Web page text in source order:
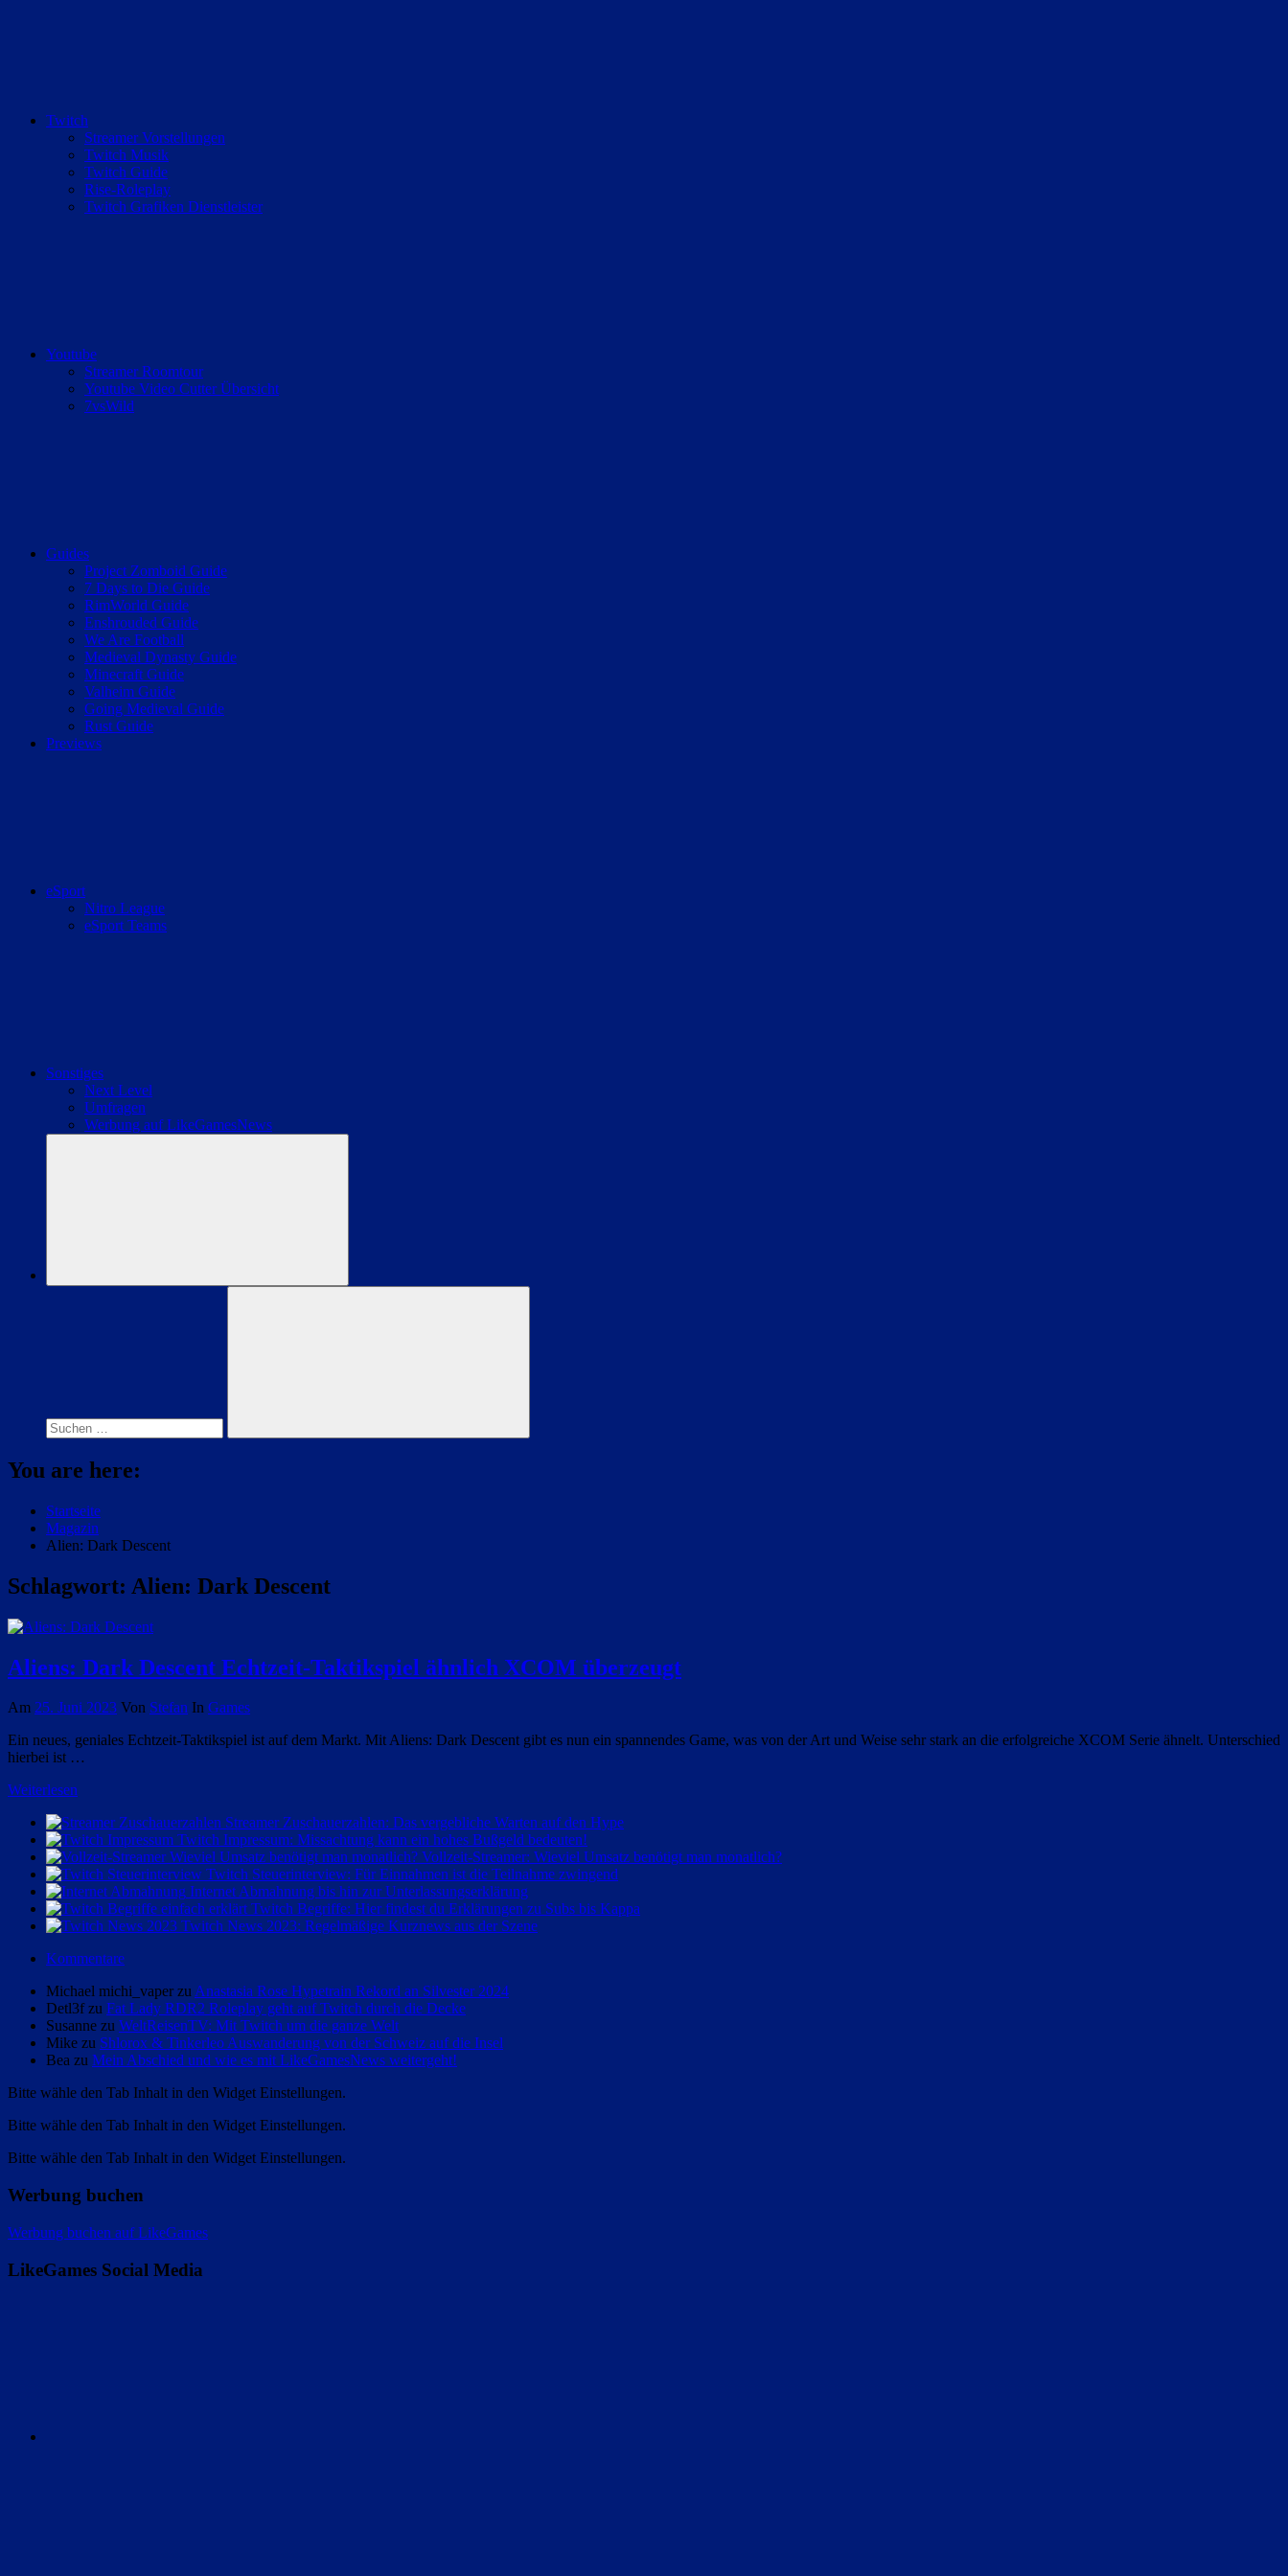
Twitch
Streamer Vorstellungen
Twitch Musik
Twitch Guide
Rise-Roleplay
Twitch Grafiken Dienstleister
Youtube
Streamer Roomtour
Youtube Video Cutter Übersicht
7vsWild
Guides
Project Zomboid Guide
7 Days to Die Guide
RimWorld Guide
Enshrouded Guide
We Are Football
Medieval Dynasty Guide
Minecraft Guide
Valheim Guide
Going Medieval Guide
Rust Guide
Previews
eSport
Nitro League
eSport Teams
Sonstiges
Next Level
Umfragen
Werbung auf LikeGamesNews
Suchen
You are here:
Startseite
Magazin
Alien: Dark Descent
Schlagwort: Alien: Dark Descent
Aliens: Dark Descent Echtzeit-Taktikspiel ähnlich XCOM überzeugt
Am 25. Juni 2023 Von Stefan In Games
Ein neues, geniales Echtzeit-Taktikspiel ist auf dem Markt. Mit Aliens: Dark Descent gibt es nun ein spannendes Game, was von der Art und Weise sehr stark an die erfolgreiche XCOM Serie ähnelt. Unterschied
hierbei ist …
Weiterlesen
Streamer Zuschauerzahlen: Das vergebliche Warten auf den Hype
Twitch Impressum: Missachtung kann ein hohes Bußgeld bedeuten!
Vollzeit-Streamer: Wieviel Umsatz benötigt man monatlich?
Twitch Steuerinterview: Für Einnahmen ist die Teilnahme zwingend
Internet Abmahnung bis hin zur Unterlassungserklärung
Twitch Begriffe: Hier findest du Erklärungen zu Subs bis Kappa
Twitch News 2023: Regelmäßige Kurznews aus der Szene
Kommentare
Michael michi_vaper zuAnastasia Rose Hypetrain Rekord an Silvester 2024
Detl3f zu Fat Lady RDR2 Roleplay geht auf Twitch durch die Decke
Susanne zu WeltReisenTV: Mit Twitch um die ganze Welt
Mike zu Shlorox & Tinkerleo Auswanderung von der Schweiz auf die Insel
Bea zu Mein Abschied und wie es mit LikeGamesNews weitergeht!
Bitte wähle den Tab Inhalt in den Widget Einstellungen.
Bitte wähle den Tab Inhalt in den Widget Einstellungen.
Bitte wähle den Tab Inhalt in den Widget Einstellungen.
Werbung buchen
Werbung buchen auf LikeGames
LikeGames Social Media